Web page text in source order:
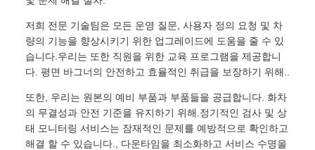
저희 전문 기술팀은 모든 운영 질문, 사용자 정의 요청 및 차
량의 기능을 향상시키기 위한 업그레이드에 도움을 줄 수 있
습니다.우리는 또한 직원을 위한 교육 프로그램을 제공합니
다. 평면 바그너의 안전하고 효율적인 취급을 보장하기 위해..
또한, 우리는 원본의 예비 부품과 부품들을 공급합니다. 화차
의 무결성과 안전 기준을 유지하기 위해.정기적인 검사 및 상
태 모니터링 서비스는 잠재적인 문제를 예방적으로 확인하고
해결 할 수 있습니다., 다운타임을 최소화하고 서비스 수명을